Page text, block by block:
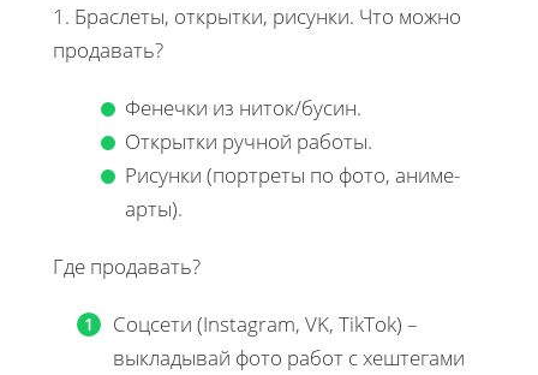
1. Браслеты, открытки, рисунки. Что можно
продавать?
Фенечки из ниток/бусин.
Открытки ручной работы.
Рисунки (портреты по фото, аниме-
арты).
Где продавать?
Соцсети (Instagram, VK, TikTok) –
выкладывай фото работ с хештегами